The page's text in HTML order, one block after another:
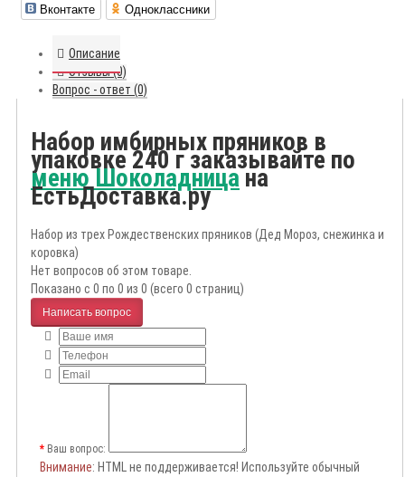
Вконтакте Одноклассники
Описание
Отзывы (0)
Вопрос - ответ (0)
Набор имбирных пряников в
упаковке 240 г заказывайте по
меню Шоколадницана
ЕстьДоставка.ру
Набор из трех Рождественских пряников (Дед Мороз, снежинка и
коровка)
Нет вопросов об этом товаре.
Показано с 0 по 0 из 0 (всего 0 страниц)
Написать вопрос
Ваш вопрос:
Внимание: HTML не поддерживается! Используйте обычный